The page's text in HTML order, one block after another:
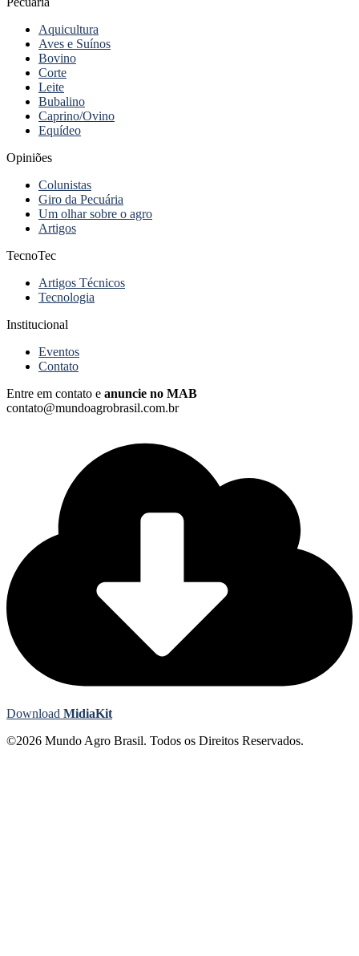
Aquicultura
Aves e Suínos
Bovino
Corte
Leite
Bubalino
Caprino/Ovino
Equídeo
Opiniões
Colunistas
Giro da Pecuária
Um olhar sobre o agro
Artigos
TecnoTec
Artigos Técnicos
Tecnologia
Institucional
Eventos
Contato
Entre em contato e anuncie no MAB
contato@mundoagrobrasil.com.br
Download MidiaKit
©2026 Mundo Agro Brasil. Todos os Direitos Reservados.